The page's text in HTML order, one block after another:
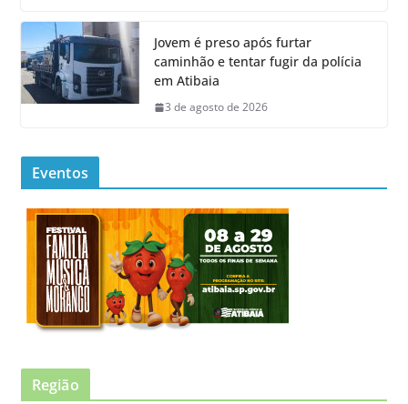
Jovem é preso após furtar
caminhão e tentar fugir da polícia
em Atibaia
3 de agosto de 2026
Eventos
Região